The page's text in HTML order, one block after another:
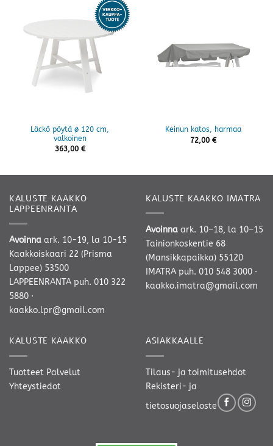
Läckö pöytä ø 120 cm,
valkoinen
363,00 €
Keinun katos, harmaa
72,00 €
KALUSTE KAAKKO
LAPPEENRANTA
Avoinna ark. 10-19, la 10-15
Kaakkoiskaari 22 (Prisma
Lappee) 53500
LAPPEENRANTA puh. 010 322
5880 ·
kaakko.lpr@gmail.com
KALUSTE KAAKKO IMATRA
Avoinna ark. 10–18, la 10–15
Tainionkoskentie 68
(Mansikkapaikka) 55120
IMATRA puh. 010 548 3000 ·
kaakko.imatra@gmail.com
KALUSTE KAAKKO
Tuotteet Palvelut
Yhteystiedot
ASIAKKAALLE
Tilaus- ja toimitusehdot
Rekisteri- ja
tietosuojaseloste